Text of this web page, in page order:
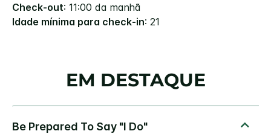
Check-out: 11:00 da manhã
Idade mínima para check-in: 21
EM DESTAQUE